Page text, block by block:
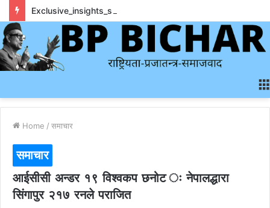
Home / समाचार
समाचार
आईसीसी अन्डर १९ विश्वकप छनोट ः नेपालद्धारा
सिंगापुर २१७ रनले पराजित